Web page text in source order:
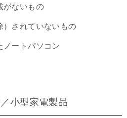
がないもの
）されていないもの
ノートパソコン
小型家電製品